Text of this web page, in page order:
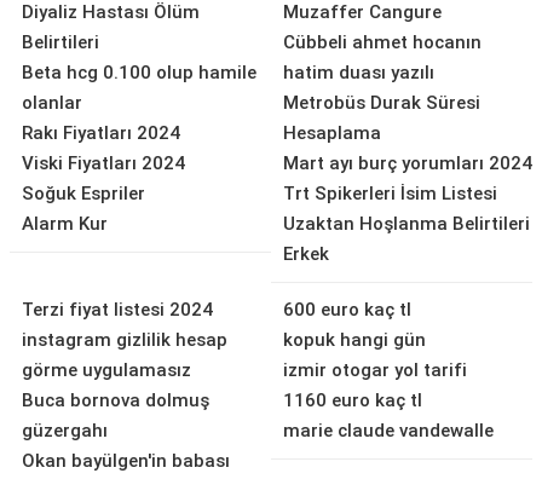
Diyaliz Hastası Ölüm
Belirtileri
Beta hcg 0.100 olup hamile
olanlar
Rakı Fiyatları 2024
Viski Fiyatları 2024
Soğuk Espriler
Alarm Kur
Muzaffer Cangure
Cübbeli ahmet hocanın
hatim duası yazılı
Metrobüs Durak Süresi
Hesaplama
Mart ayı burç yorumları 2024
Trt Spikerleri İsim Listesi
Uzaktan Hoşlanma Belirtileri
Erkek
Terzi fiyat listesi 2024
instagram gizlilik hesap
görme uygulamasız
Buca bornova dolmuş
güzergahı
Okan bayülgen'in babası
600 euro kaç tl
kopuk hangi gün
izmir otogar yol tarifi
1160 euro kaç tl
marie claude vandewalle